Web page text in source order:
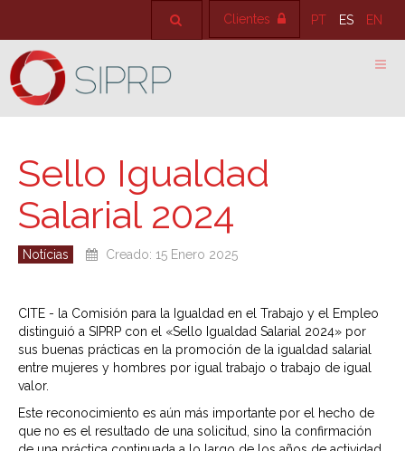
PT ES EN
Clientes
Sello Igualdad
Salarial 2024
Notícias Creado: 15 Enero 2025
CITE - la Comisión para la Igualdad en el Trabajo y el Empleo
distinguió a SIPRP con el «Sello Igualdad Salarial 2024» por
sus buenas prácticas en la promoción de la igualdad salarial
entre mujeres y hombres por igual trabajo o trabajo de igual
valor.
Este reconocimiento es aún más importante por el hecho de
que no es el resultado de una solicitud, sino la confirmación